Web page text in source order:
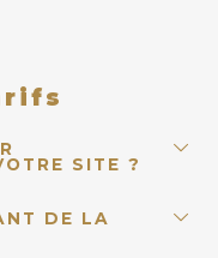
SITE ?
DE LA